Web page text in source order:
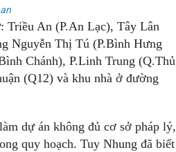
Triều An (P.An Lạc), Tây Lân
Nguyễn Thị Tú (P.Bình Hưng
Chánh), P.Linh Trung (Q.Thủ
(Q12) và khu nhà ở đường
dự án không đủ cơ sở pháp lý,
quy hoạch. Tuy Nhung đã biết